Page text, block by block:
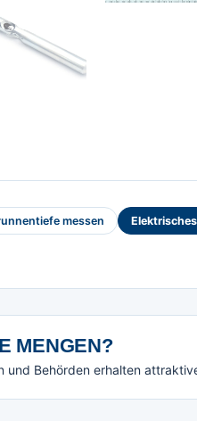
messen
MENGEN?
und Behörden erhalten